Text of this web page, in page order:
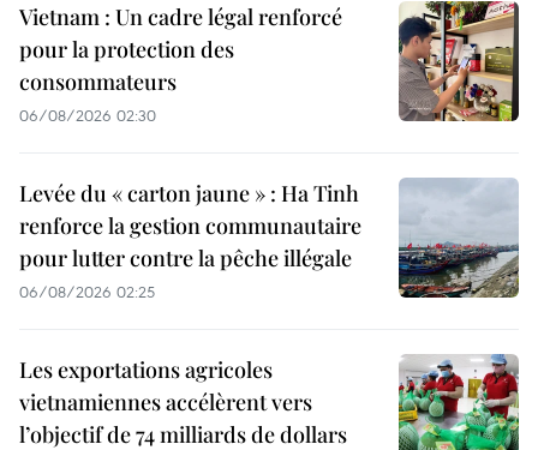
Vietnam : Un cadre légal renforcé
pour la protection des
consommateurs
06/08/2026 02:30
Levée du « carton jaune » : Ha Tinh
renforce la gestion communautaire
pour lutter contre la pêche illégale
06/08/2026 02:25
Les exportations agricoles
vietnamiennes accélèrent vers
l’objectif de 74 milliards de dollars